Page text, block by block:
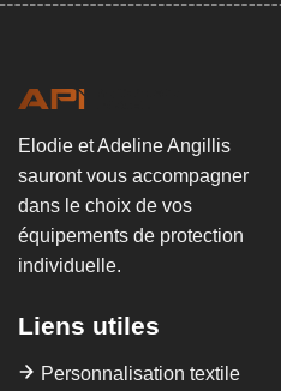
Elodie et Adeline Angillis
sauront vous accompagner
dans le choix de vos
équipements de protection
individuelle.
Liens utiles
Personnalisation textile